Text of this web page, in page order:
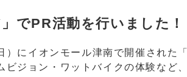
でPR活動を行いました！
にイオンモール津南で開催された
ビジョン・ワットバイクの体験など